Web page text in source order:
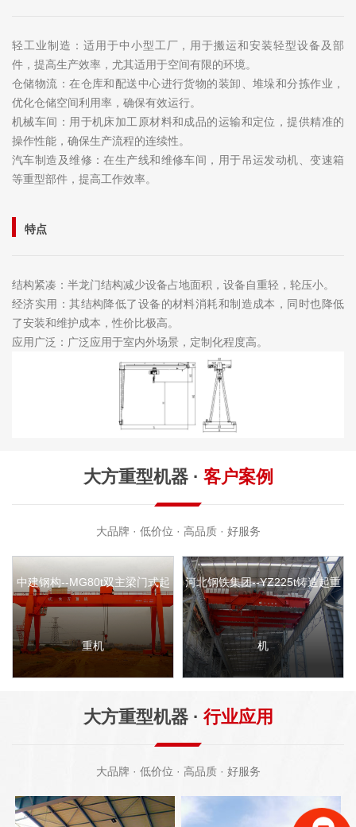
轻工业制造：适用于中小型工厂，用于搬运和安装轻型设备及部
件，提高生产效率，尤其适用于空间有限的环境。
仓储物流：在仓库和配送中心进行货物的装卸、堆垛和分拣作业，
优化仓储空间利用率，确保有效运行。
机械车间：用于机床加工原材料和成品的运输和定位，提供精准的
操作性能，确保生产流程的连续性。
汽车制造及维修：在生产线和维修车间，用于吊运发动机、变速箱
等重型部件，提高工作效率。
特点
结构紧凑：半龙门结构减少设备占地面积，设备自重轻，轮压小。
经济实用：其结构降低了设备的材料消耗和制造成本，同时也降低
了安装和维护成本，性价比极高。
应用广泛：广泛应用于室内外场景，定制化程度高。
大方重型机器 · 客户案例
大品牌 · 低价位 · 高品质 · 好服务
河北钢铁集团--YZ225t铸造起重
机 涟源钢铁--QCL电磁挂梁起重机
大方重型机器 · 行业应用
大品牌 · 低价位 · 高品质 · 好服务